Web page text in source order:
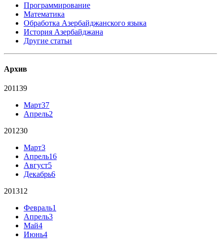
Программирование
Математика
Обработка Азербайджанского языка
История Азербайджана
Другие статьи
Архив
201139
Март37
Апрель2
201230
Март3
Апрель16
Август5
Декабрь6
201312
Февраль1
Апрель3
Май4
Июнь4